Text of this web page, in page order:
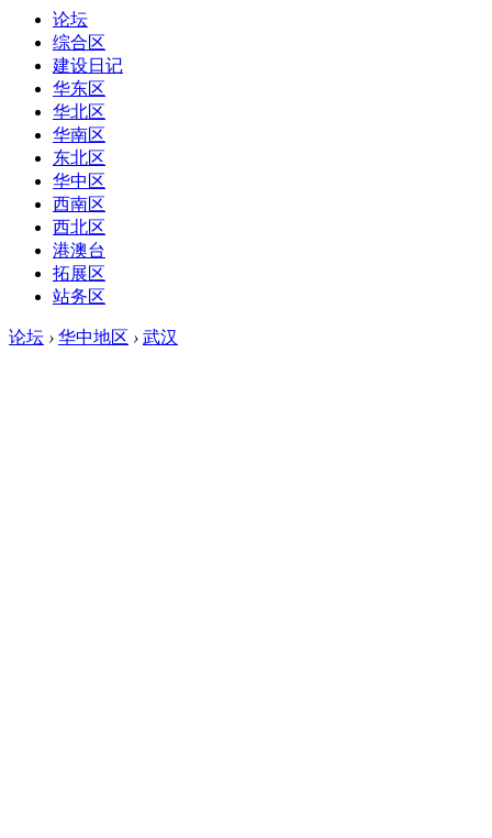
论坛
综合区
建设日记
华东区
华北区
华南区
东北区
华中区
西南区
西北区
港澳台
拓展区
站务区
论坛 › 华中地区 › 武汉